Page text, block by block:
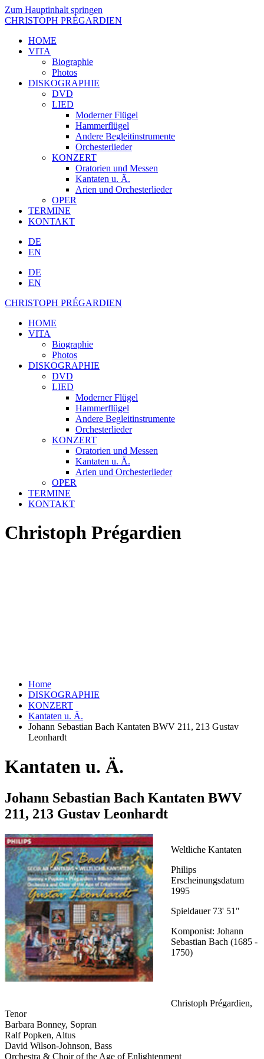
Zum Hauptinhalt springen
CHRISTOPH PRÉGARDIEN
HOME
VITA
Biographie
Photos
DISKOGRAPHIE
DVD
LIED
Moderner Flügel
Hammerflügel
Andere Begleitinstrumente
Orchesterlieder
KONZERT
Oratorien und Messen
Kantaten u. Ä.
Arien und Orchesterlieder
OPER
TERMINE
KONTAKT
DE
EN
DE
EN
CHRISTOPH PRÉGARDIEN
HOME
VITA
Biographie
Photos
DISKOGRAPHIE
DVD
LIED
Moderner Flügel
Hammerflügel
Andere Begleitinstrumente
Orchesterlieder
KONZERT
Oratorien und Messen
Kantaten u. Ä.
Arien und Orchesterlieder
OPER
TERMINE
KONTAKT
Christoph Prégardien
Home
DISKOGRAPHIE
KONZERT
Kantaten u. Ä.
Johann Sebastian Bach Kantaten BWV 211, 213 Gustav
Leonhardt
Kantaten u. Ä.
Johann Sebastian Bach Kantaten BWV
211, 213 Gustav Leonhardt
Weltliche Kantaten
Philips
Erscheinungsdatum
1995
Spieldauer 73' 51"
Komponist: Johann
Sebastian Bach (1685 -
1750)
Christoph Prégardien,
Tenor
Barbara Bonney, Sopran
Ralf Popken, Altus
David Wilson-Johnson, Bass
Orchestra & Choir of the Age of Enlightenment